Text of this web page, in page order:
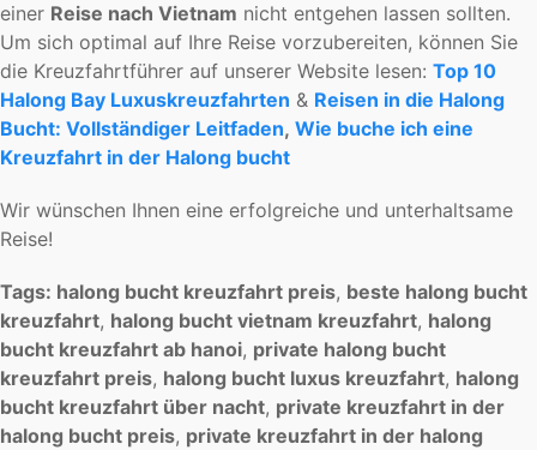
einer Reise nach Vietnam nicht entgehen lassen sollten.
Um sich optimal auf Ihre Reise vorzubereiten, können Sie
die Kreuzfahrtführer auf unserer Website lesen: Top 10
Halong Bay Luxuskreuzfahrten & Reisen in die Halong
Bucht: Vollständiger Leitfaden, Wie buche ich eine
Kreuzfahrt in der Halong bucht
Wir wünschen Ihnen eine erfolgreiche und unterhaltsame
Reise!
Tags: halong bucht kreuzfahrt preis, beste halong bucht
kreuzfahrt, halong bucht vietnam kreuzfahrt, halong
bucht kreuzfahrt ab hanoi, private halong bucht
kreuzfahrt preis, halong bucht luxus kreuzfahrt, halong
bucht kreuzfahrt über nacht, private kreuzfahrt in der
halong bucht preis, private kreuzfahrt in der halong